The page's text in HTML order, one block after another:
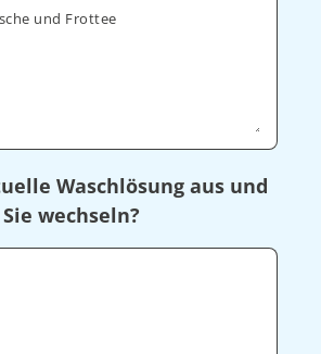
und Frottee
Waschlösung aus und
wechseln?